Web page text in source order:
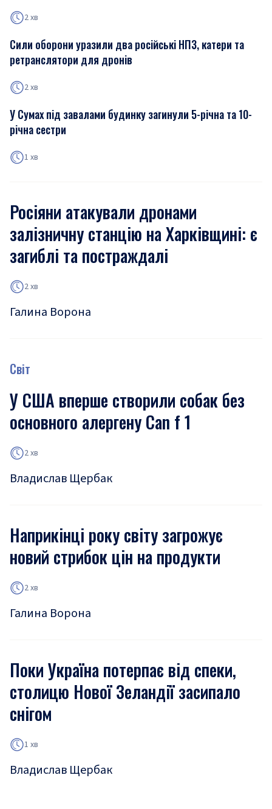
2 хв
Сили оборони уразили два російські НПЗ, катери та
ретранслятори для дронів
2 хв
У Сумах під завалами будинку загинули 5-річна та 10-
річна сестри
1 хв
Росіяни атакували дронами
залізничну станцію на Харківщині: є
загиблі та постраждалі
2 хв
Галина Ворона
Світ
У США вперше створили собак без
основного алергену Can f 1
2 хв
Владислав Щербак
Наприкінці року світу загрожує
новий стрибок цін на продукти
2 хв
Галина Ворона
Поки Україна потерпає від спеки,
столицю Нової Зеландії засипало
снігом
1 хв
Владислав Щербак